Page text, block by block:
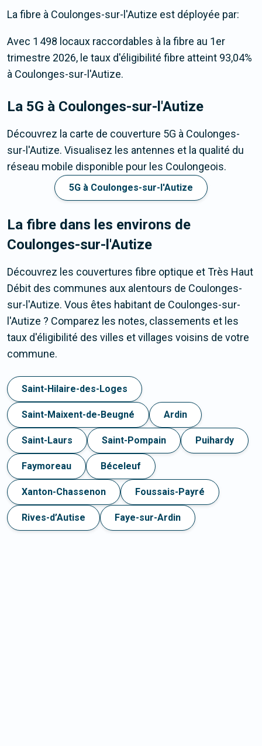
La fibre à Coulonges-sur-l'Autize est déployée par:
Avec 1 498 locaux raccordables à la fibre au 1er
trimestre 2026, le taux d'éligibilité fibre atteint 93,04%
à Coulonges-sur-l'Autize.
La 5G à Coulonges-sur-l'Autize
Découvrez la carte de couverture 5G à Coulonges-
sur-l'Autize. Visualisez les antennes et la qualité du
réseau mobile disponible pour les Coulongeois.
5G à Coulonges-sur-l'Autize
La fibre dans les environs de
Coulonges-sur-l'Autize
Découvrez les couvertures fibre optique et Très Haut
Débit des communes aux alentours de Coulonges-
sur-l'Autize. Vous êtes habitant de Coulonges-sur-
l'Autize ? Comparez les notes, classements et les
taux d'éligibilité des villes et villages voisins de votre
commune.
Saint-Hilaire-des-Loges
Saint-Maixent-de-Beugné Ardin
Saint-Laurs Saint-Pompain Puihardy
Faymoreau Béceleuf
Xanton-Chassenon Foussais-Payré
Rives-d’Autise Faye-sur-Ardin